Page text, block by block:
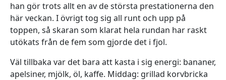
han gör trots allt en av de största prestationerna den
här veckan. I övrigt tog sig all runt och upp på
toppen, så skaran som klarat hela rundan har raskt
utökats från de fem som gjorde det i fjol.
Väl tillbaka var det bara att kasta i sig energi: bananer,
apelsiner, mjölk, öl, kaffe. Middag: grillad korvbricka